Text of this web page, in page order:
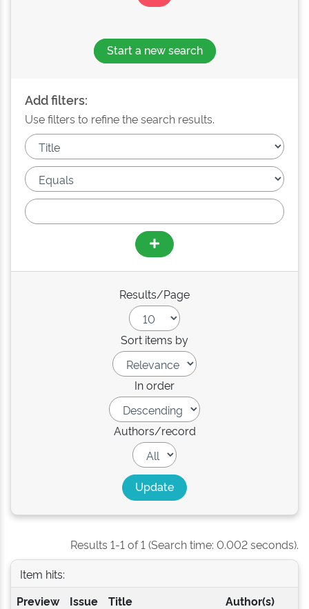
Start a new search
Add filters:
Use filters to refine the search results.
Results/Page
Sort items by
In order
Authors/record
Results 1-1 of 1 (Search time: 0.002 seconds).
Item hits:
Preview
Issue
Title Author(s)